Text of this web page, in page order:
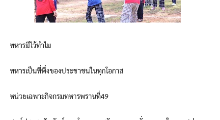
ทหารมีไว้ทำไม
ทหารเป็นที่พึ่งของประชาชนในทุกโอกาส
หน่วยเฉพาะกิจกรมทหารพรานที่49